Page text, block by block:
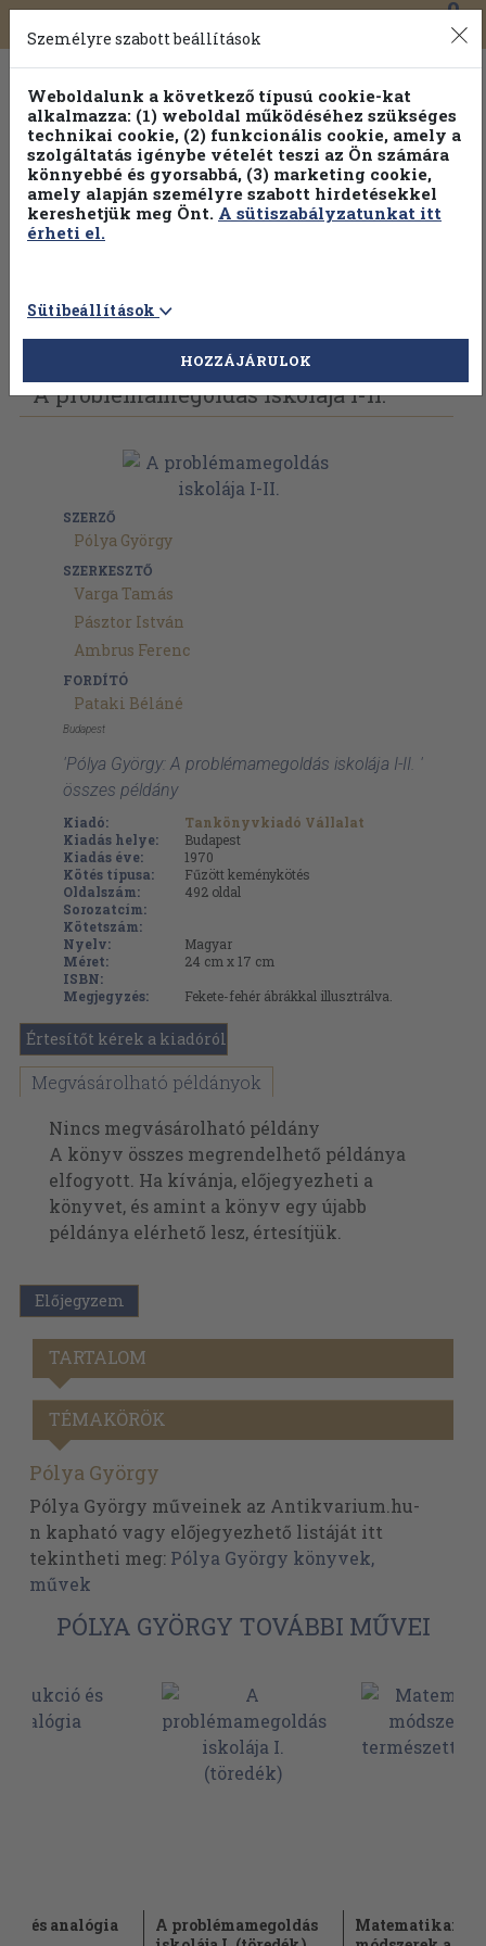
Toggle
navigation
0
Vissza az előző oldalra Válasszon példányt
A problémamegoldás iskolája I-II.
SZERZŐ
Pólya György
SZERKESZTŐ
Varga Tamás
Pásztor István
Ambrus Ferenc
FORDÍTÓ
Pataki Béláné
Budapest
'Pólya György: A problémamegoldás iskolája I-II. '
összes példány
Kiadó:
Tankönyvkiadó Vállalat
Kiadás helye:
Budapest
Kiadás éve:
1970
Kötés típusa:
Fűzött keménykötés
Oldalszám:
492 oldal
Sorozatcím:
Kötetszám:
Nyelv:
Magyar
Méret:
24 cm x 17 cm
ISBN:
Megjegyzés:
Fekete-fehér ábrákkal illusztrálva.
Értesítőt kérek a kiadóról
Megvásárolható példányok
Nincs megvásárolható példány
A könyv összes megrendelhető példánya
elfogyott. Ha kívánja, előjegyezheti a
könyvet, és amint a könyv egy újabb
példánya elérhető lesz, értesítjük.
Előjegyzem
TARTALOM
TÉMAKÖRÖK
Pólya György
Pólya György műveinek az Antikvarium.hu-
n kapható vagy előjegyezhető listáját itt
tekintheti meg: Pólya György könyvek,
művek
PÓLYA GYÖRGY TOVÁBBI MŰVEI
és analógia
A problémamegoldás
Matematikai
Személyre szabott beállítások
Weboldalunk a következő típusú cookie-kat
alkalmazza: (1) weboldal működéséhez szükséges
technikai cookie, (2) funkcionális cookie, amely a
szolgáltatás igénybe vételét teszi az Ön számára
könnyebbé és gyorsabbá, (3) marketing cookie,
amely alapján személyre szabott hirdetésekkel
kereshetjük meg Önt. A sütiszabályzatunkat itt
érheti el.
Sütibeállítások
HOZZÁJÁRULOK